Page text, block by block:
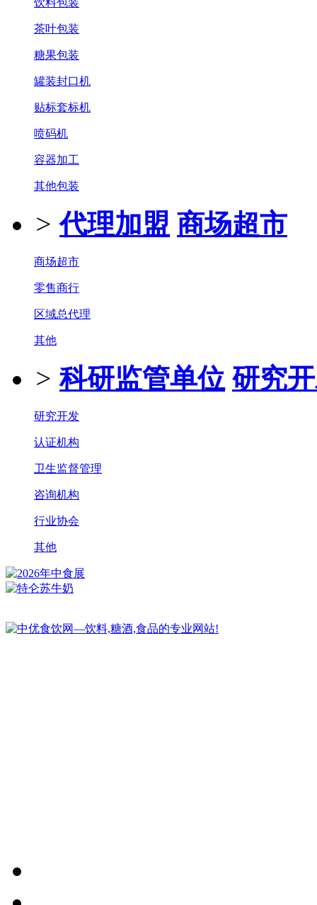
茶叶包装
糖果包装
罐装封口机
贴标套标机
喷码机
容器加工
其他包装
> 代理加盟 商场超市
商场超市
零售商行
区域总代理
其他
> 科研监管单位 研究
研究开发
认证机构
卫生监督管理
咨询机构
行业协会
其他